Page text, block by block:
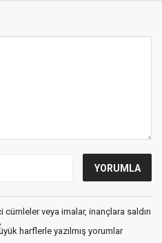
veya imalar, inançlara saldırı
harflerle yazılmış yorumlar